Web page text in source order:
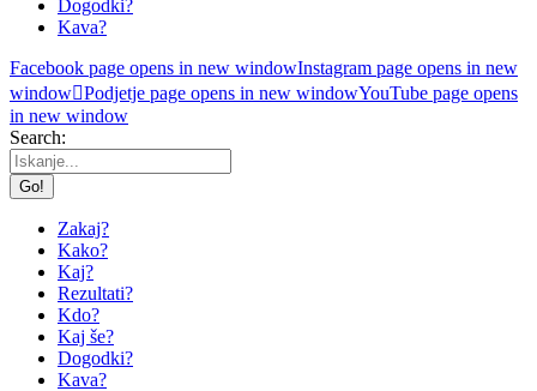
Dogodki?
Kava?
Facebook page opens in new windowInstagram page opens in new
window Podjetje page opens in new windowYouTube page opens
in new window
Search:
Zakaj?
Kako?
Kaj?
Rezultati?
Kdo?
Kaj še?
Dogodki?
Kava?